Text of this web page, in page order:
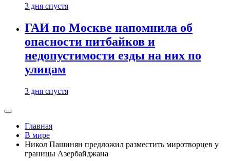
3 дня спустя
ГАИ по Москве напомнила об
опасности питбайков и
недопустимости езды на них по
улицам
3 дня спустя
Главная
В мире
Никол Пашинян предложил разместить миротворцев у
границы Азербайджана